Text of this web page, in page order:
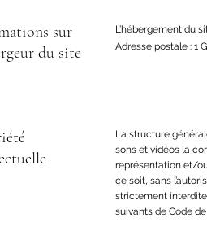
sur
du site
L’hébergement du
Adresse postale : 1
La structure
sons et vidéos la
représentation et/
ce soit, sans
strictement
suivants de Code